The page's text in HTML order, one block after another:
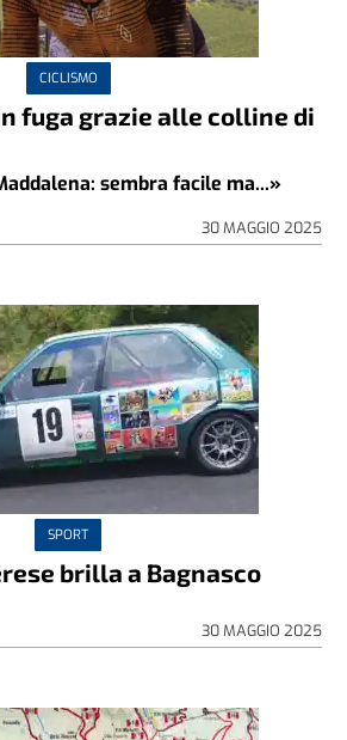
CICLISMO
fuga grazie alle colline di
sembra facile ma...»
30 MAGGIO 2025
SPORT
brilla a Bagnasco
30 MAGGIO 2025